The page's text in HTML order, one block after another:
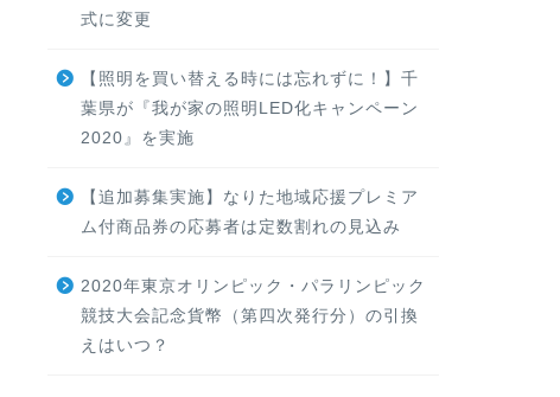
式に変更
【照明を買い替える時には忘れずに！】千
葉県が『我が家の照明LED化キャンペーン
2020』を実施
【追加募集実施】なりた地域応援プレミア
ム付商品券の応募者は定数割れの見込み
2020年東京オリンピック・パラリンピック
競技大会記念貨幣（第四次発行分）の引換
えはいつ？